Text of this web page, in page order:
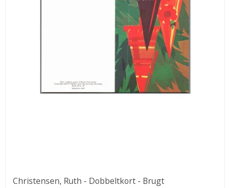
Christensen, Ruth - Dobbeltkort - Brugt